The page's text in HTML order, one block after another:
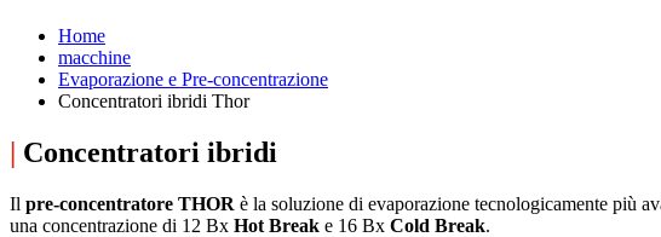
Home
macchine
Evaporazione e Pre-concentrazione
Concentratori ibridi Thor
| Concentratori ibridi
Il pre-concentratore THOR è la soluzione di evaporazione tecnologicamente più
una concentrazione di 12 Bx Hot Break e 16 Bx Cold Break.